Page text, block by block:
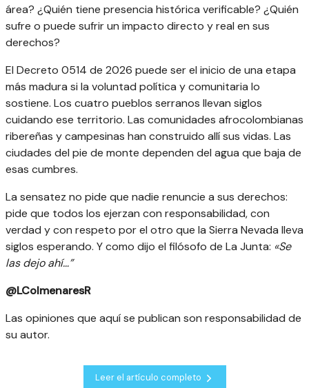
área? ¿Quién tiene presencia histórica verificable? ¿Quién
sufre o puede sufrir un impacto directo y real en sus
derechos?
El Decreto 0514 de 2026 puede ser el inicio de una etapa
más madura si la voluntad política y comunitaria lo
sostiene. Los cuatro pueblos serranos llevan siglos
cuidando ese territorio. Las comunidades afrocolombianas
ribereñas y campesinas han construido allí sus vidas. Las
ciudades del pie de monte dependen del agua que baja de
esas cumbres.
La sensatez no pide que nadie renuncie a sus derechos:
pide que todos los ejerzan con responsabilidad, con
verdad y con respeto por el otro que la Sierra Nevada lleva
siglos esperando. Y como dijo el filósofo de La Junta: «Se
las dejo ahí…”
@LColmenaresR
Las opiniones que aquí se publican son responsabilidad de
su autor.
Leer el artículo completo